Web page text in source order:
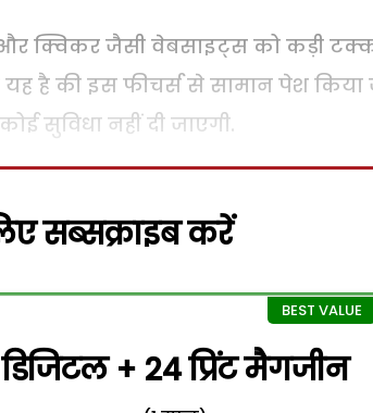
क्विकर जैसी वेबसाइट्स को कड़ी
है की इस फीचर्स से सामान पेश किया
सुविधा नहीं दी जाएगी.
सब्सक्राइब करें
डिजिटल + 24 प्रिंट मैगजीन